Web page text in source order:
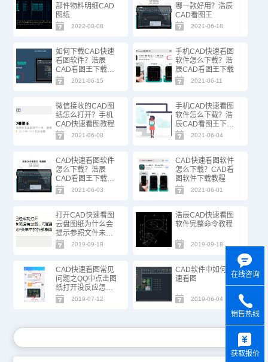
部件物料明细CAD
图纸
2022-08-08
哪一款好用？浩辰
CAD看图王
2021-06-18
如何下载CAD快速
看图软件？浩辰
CAD看图王下载教
程
2021-06-15
手机CAD快速看图
软件怎么下载？浩
辰CAD看图王下载
2021-06-11
微信接收的CAD图
纸怎么打开？手机
CAD快速看图教程
2021-06-08
手机CAD快速看图
软件怎么下载？浩
辰CAD看图王下载
教程
2021-06-04
CAD快速看图软件
怎么下载？浩辰
CAD看图王下载教
程
2021-06-03
CAD快速看图软件
怎么下载？CAD看
图软件下载教程
2021-06-01
打开CAD快速看图
云盘图纸为什么会
提示参照文件未上
传?
2019-09-18
浩辰CAD快速看图
软件完整命令教程
2019-09-18
CAD快速看图常见
问题之QQ中点击图
纸打开没反应怎么
办
2019-07-12
CAD软件中如何快
速看图
2019-06-04
在线咨询
销售热线
获取报价